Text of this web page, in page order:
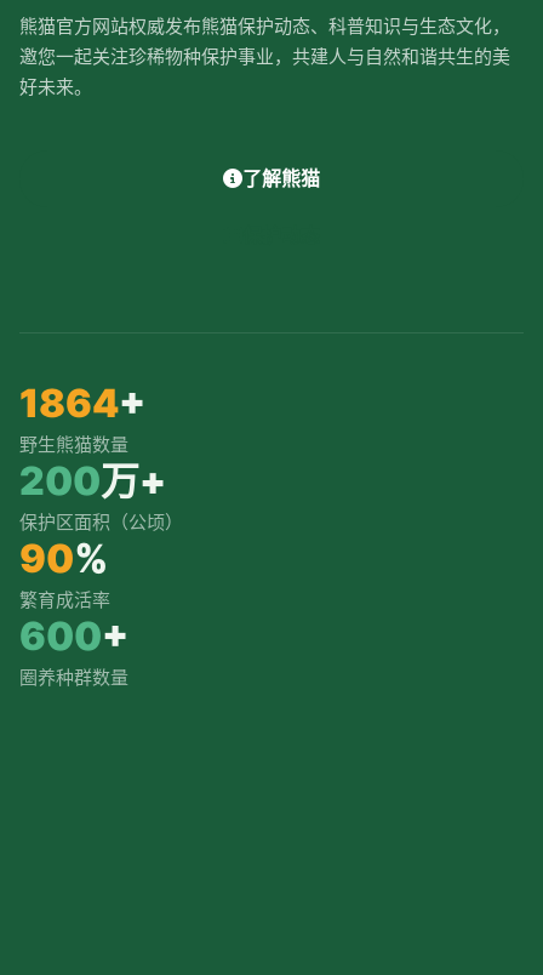
熊猫官方网站权威发布熊猫保护动态、科普知识与生态文化，
邀您一起关注珍稀物种保护事业，共建人与自然和谐共生的美
好未来。
了解熊猫
1864+
野生熊猫数量
200万+
保护区面积（公顷）
90%
繁育成活率
600+
圈养种群数量